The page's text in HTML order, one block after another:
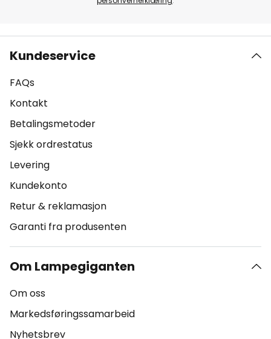
Kundeservice
FAQs
Kontakt
Betalingsmetoder
Sjekk ordrestatus
Levering
Kundekonto
Retur & reklamasjon
Garanti fra produsenten
Om Lampegiganten
Om oss
Markedsføringssamarbeid
Nyhetsbrev